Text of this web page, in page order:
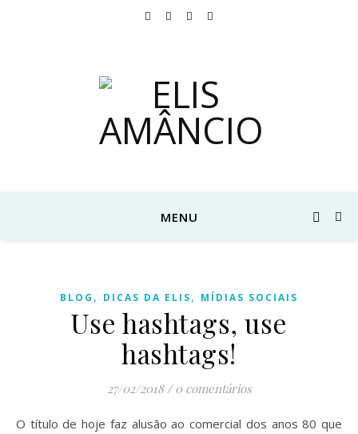
MENU
BLOG , DICAS DA ELIS, MÍDIAS SOCIAIS
Use hashtags, use
hashtags!
27/02/2018 / 0 comentários
O título de hoje faz alusão ao comercial dos anos 80 que